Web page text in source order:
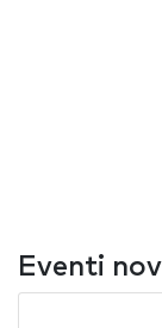
Eventi